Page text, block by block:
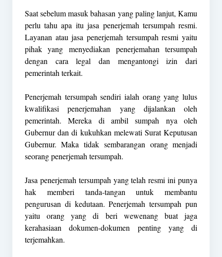
Saat sebelum masuk bahasan yang paling lanjut, Kamu
perlu tahu apa itu jasa penerjemah tersumpah resmi.
Layanan atau jasa penerjemah tersumpah resmi yaitu
pihak yang menyediakan penerjemahan tersumpah
dengan cara legal dan mengantongi izin dari
pemerintah terkait.
Penerjemah tersumpah sendiri ialah orang yang lulus
kwalifikasi penerjemahan yang dijalankan oleh
pemerintah. Mereka di ambil sumpah nya oleh
Gubernur dan di kukuhkan melewati Surat Keputusan
Gubernur. Maka tidak sembarangan orang menjadi
seorang penerjemah tersumpah.
Jasa penerjemah tersumpah yang telah resmi ini punya
hak memberi tanda-tangan untuk membantu
pengurusan di kedutaan. Penerjemah tersumpah pun
yaitu orang yang di beri wewenang buat jaga
kerahasiaan dokumen-dokumen penting yang di
terjemahkan.